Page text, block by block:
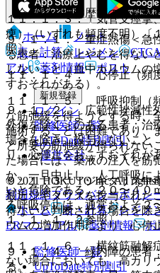
（合併症・既往歴等のある患
９．１．１． 重症熱傷＜急
る患者：治療上やむを得ない
しないこと（血中カリウムの
すおそれがある）。
９．１．２． 広範性挫滅性
外傷を除く＞のある患者：治
場合を除き、投与しないこと
り、心停止をおこすおそれが
９．１．３． ジギタリス中
最近ジギタリスを投与された
得ないと判断される場合を除
ウムの増加作用により、心停
９．１．４． 緑内障の患者
る。
１１．１．３． 気管支痙攣
痺）（いずれも頻度不明）〔
照〕。
１１．１．４． 心停止（頻
１１．１．５． 呼吸抑制（
な筋弛緩を得ようとする時、
施術することは困難であり、
と所要の筋弛緩が得られない
た場合には、薬液の注入を筋
か、一旦中止し、人工呼吸に
いと危険である。２０〜４０
る呼吸停止は、通常およそ２
１、１．１．２参照〕。
１１．１．６． 横紋筋融解
ない場合においても、高カリ
ホーム
ノート
表・計算
レジメン
アル
薬剤情報 ポスト
新規登録
ログイン
監修医師一覧
UpToDate特別割引
運営会社
© 2021 HOKUTO Inc. All rights
利用規約プライバシーポリシ
ホーム
表・計算 レジメ
ERマニュアル
薬剤情報 ポ
監修医師一覧
UpToDate特別割引